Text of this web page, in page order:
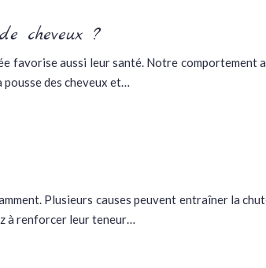
cheveux ?
favorise aussi leur santé. Notre comportement
des cheveux et…
Plusieurs causes peuvent entraîner la
à renforcer leur teneur…